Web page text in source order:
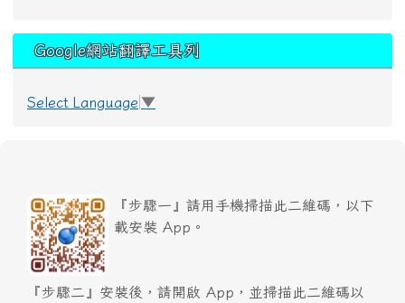
Google網站翻譯工具列
Select Language ▼
『步驟一』請用手機掃描此二維碼，以下
載安裝 App。
『步驟二』安裝後，請開啟 App，並掃描此二維碼以